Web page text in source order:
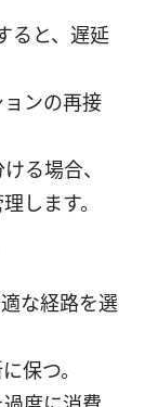
ると、遅延
ンの再接
る場合、
します。
な経路を選
保つ。